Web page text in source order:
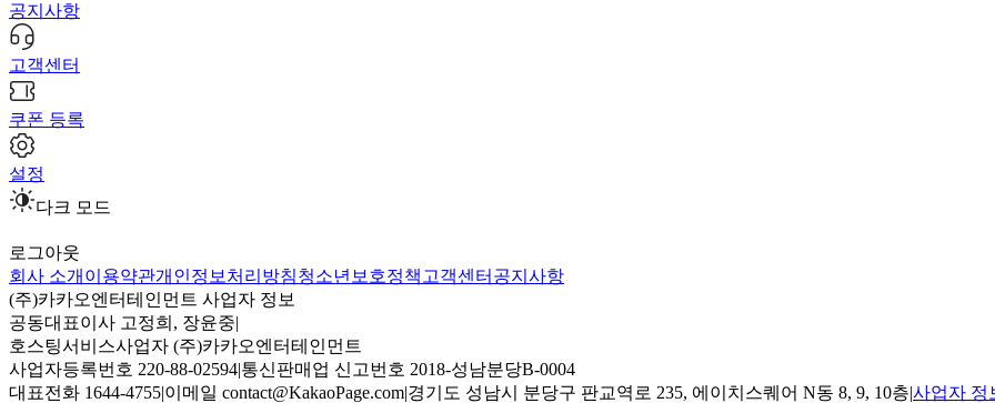
공지사항
고객센터
쿠폰 등록
설정
다크 모드
로그아웃
회사 소개 이용약관개인정보처리방침청소년보호정책 고객센터 공지사항
(주)카카오엔터테인먼트 사업자 정보
공동대표이사 고정희, 장윤중|
호스팅서비스사업자 (주)카카오엔터테인먼트
사업자등록번호 220-88-02594|통신판매업 신고번호 2018-성남분당B-0004
대표전화 1644-4755|이메일 contact@KakaoPage.com|경기도 성남시 분당구 판교역로 235, 에이치스퀘어 N동 8, 9, 10층|사업자 정